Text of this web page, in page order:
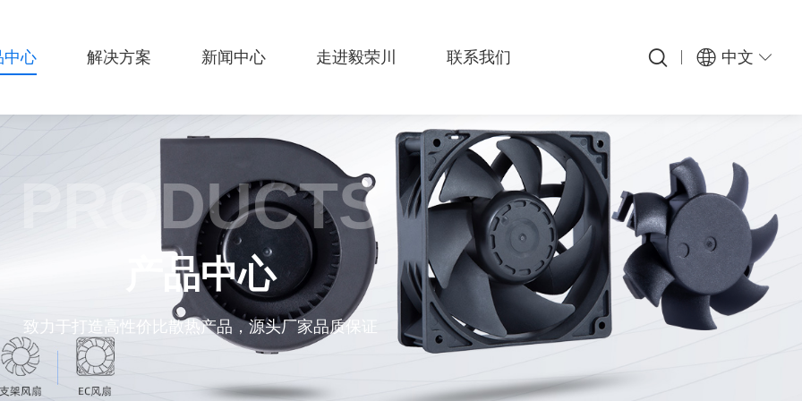
中文
中心 解决方案 新闻中心 走进毅荣川 联系我们
PRODUCTS
产品中心
致力于打造高性价比散热产品，源头厂家品质保证